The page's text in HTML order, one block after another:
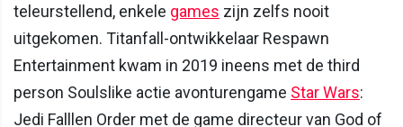
teleurstellend, enkele games zijn zelfs nooit
uitgekomen. Titanfall-ontwikkelaar Respawn
Entertainment kwam in 2019 ineens met de third
person Soulslike actie avonturengame Star Wars:
Jedi Falllen Order met de game directeur van God of